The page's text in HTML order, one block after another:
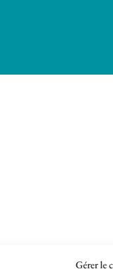
Gérer le